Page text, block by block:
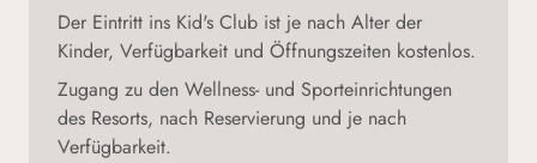
Der Eintritt ins Kid's Club ist je nach Alter der
Kinder, Verfügbarkeit und Öffnungszeiten kostenlos.
Zugang zu den Wellness- und Sporteinrichtungen
des Resorts, nach Reservierung und je nach
Verfügbarkeit.